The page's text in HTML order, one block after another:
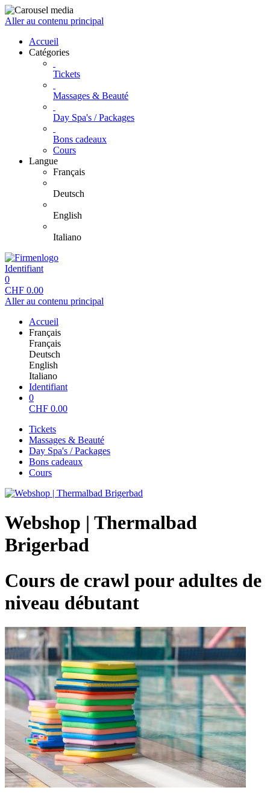
Aller au contenu principal
Accueil
Catégories
Tickets
Massages & Beauté
Day Spa's / Packages
Bons cadeaux
Cours
Langue
Français
Deutsch
English
Italiano
Identifiant
0
CHF 0.00
Aller au contenu principal
Accueil
Français
Français
Deutsch
English
Italiano
Identifiant
0
CHF 0.00
Tickets
Massages & Beauté
Day Spa's / Packages
Bons cadeaux
Cours
Webshop | Thermalbad
Brigerbad
Cours de crawl pour adultes de
niveau débutant